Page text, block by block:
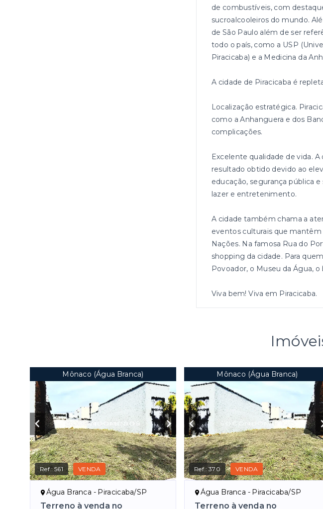
de combustíveis, com
sucroalcooleiros do mundo.
de São Paulo além de ser
todo o país, como a USP
Piracicaba) e a Medicina da
A cidade de Piracicaba é
Localização estratégica.
como a Anhanguera e dos
complicações.
Excelente qualidade de vida.
resultado obtido devido ao
educação, segurança pública
lazer e entretenimento.
A cidade também chama a
eventos culturais que mantêm
Nações. Na famosa Rua do
shopping da cidade. Para
Povoador, o Museu da Água,
Viva bem! Viva em Piracicaba.
Mônaco (Água Branca)
Ref.:561 VENDA
Água Branca - Piracicaba/SP
Terreno à venda no
Mônaco (Água Branca)
Ref.:370 VENDA
Água Branca - Piracicaba/SP
Terreno à venda no